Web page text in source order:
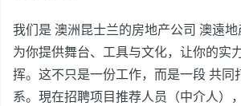
我们是 澳洲昆士兰的房地产公司 澳遠
为你提供舞台、工具与文化，让你的实
挥。这不只是一份工作，而是一段 共同
系。現在招聘项目推荐人员（中介人）